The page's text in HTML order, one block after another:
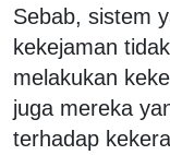
Sebab, sistem
kekejaman
melakukan
juga mereka
terhadap